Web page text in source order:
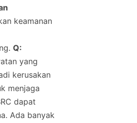
keamanan
Q:
yang
kerusakan
menjaga
dapat
Ada banyak